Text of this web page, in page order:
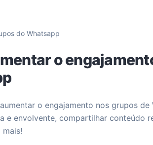
do Whatsapp
o
o engajamento nos grupos de
e envolvente, compartilhar conteúdo